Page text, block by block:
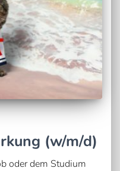
(w/m/d)
oder dem Studium